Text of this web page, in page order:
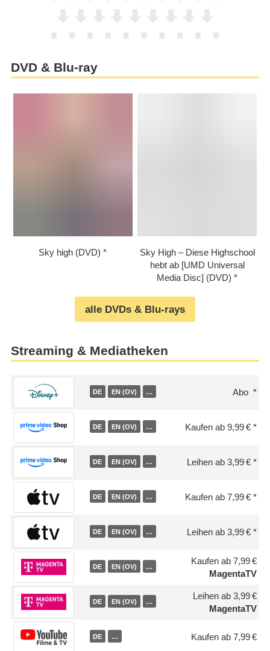
DVD & Blu-ray
Sky high (DVD)
Sky High – Diese Highschool
hebt ab [UMD Universal
Media Disc] (DVD)
alle DVDs & Blu-rays
Streaming & Mediatheken
DE EN (OV) … Abo
DE EN (OV) … Kaufen ab 9,99 €
DE EN (OV) … Leihen ab 3,99 €
DE EN (OV) … Kaufen ab 7,99 €
DE EN (OV) … Leihen ab 3,99 €
DE EN (OV) …
Kaufen ab 7,99 €
MagentaTV
DE EN (OV) …
Leihen ab 3,99 €
MagentaTV
DE … Kaufen ab 7,99 €